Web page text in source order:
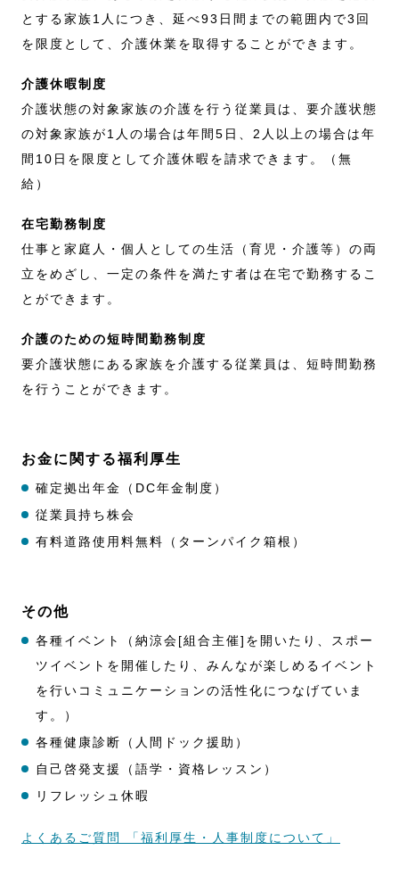
とする家族1人につき、延べ93日間までの範囲内で3回
を限度として、介護休業を取得することができます。
介護休暇制度
介護状態の対象家族の介護を行う従業員は、要介護状態
の対象家族が1人の場合は年間5日、2人以上の場合は年
間10日を限度として介護休暇を請求できます。（無
給）
在宅勤務制度
仕事と家庭人・個人としての生活（育児・介護等）の両
立をめざし、一定の条件を満たす者は在宅で勤務するこ
とができます。
介護のための短時間勤務制度
要介護状態にある家族を介護する従業員は、短時間勤務
を行うことができます。
お金に関する福利厚生
確定拠出年金（DC年金制度）
従業員持ち株会
有料道路使用料無料（ターンパイク箱根）
その他
各種イベント（納涼会[組合主催]を開いたり、スポー
ツイベントを開催したり、みんなが楽しめるイベント
を行いコミュニケーションの活性化につなげていま
す。）
各種健康診断（人間ドック援助）
自己啓発支援（語学・資格レッスン）
リフレッシュ休暇
よくあるご質問 「福利厚生・人事制度について」